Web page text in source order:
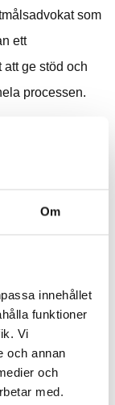
Om
innehållet
funktioner
Vi
och annan
och
med.
som
ett
ge stöd och
processen.
grund av
till att
möjliga